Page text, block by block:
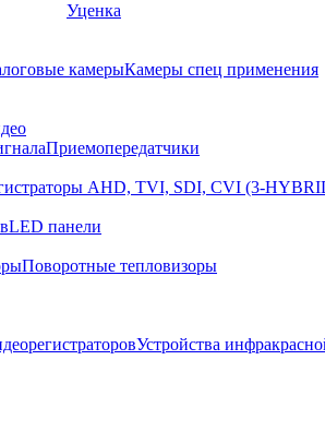
Уценка
камерыКамеры спец применения
Приемопередатчики
AHD, TVI, SDI, CVI (3-
LED панели
Поворотные тепловизоры
Устройства